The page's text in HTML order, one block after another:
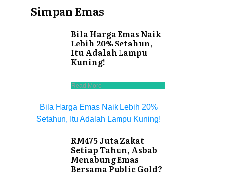
Simpan Emas
Bila Harga Emas Naik
Lebih 20% Setahun,
Itu Adalah Lampu
Kuning!
Read More
Bila Harga Emas Naik Lebih 20%
Setahun, Itu Adalah Lampu Kuning!
RM475 Juta Zakat
Setiap Tahun, Asbab
Menabung Emas
Bersama Public Gold?